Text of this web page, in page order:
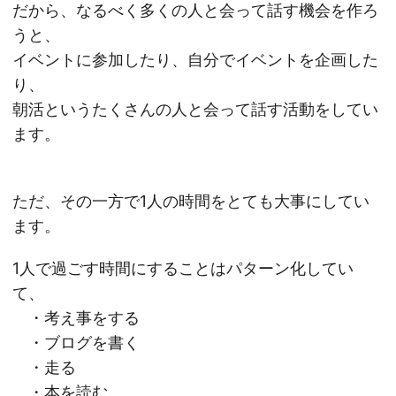
だから、なるべく多くの人と会って話す機会を作ろ
うと、
イベントに参加したり、自分でイベントを企画した
り、
朝活というたくさんの人と会って話す活動をしてい
ます。
ただ、その一方で1人の時間をとても大事にしてい
ます。
1人で過ごす時間にすることはパターン化してい
て、
・考え事をする
・ブログを書く
・走る
・本を読む